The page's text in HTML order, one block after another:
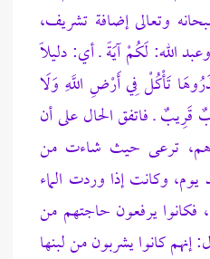
وتعالى إضافة تشريف،
الله: لَكُمْ آيَةً ـ أي: دليلًا
تَأْكُلْ فِي أَرْضِ اللَّهِ وَلَا
ـ فاتفق الحال على أن
ترعى حيث شاءت من
يوم، وكانت إذا وردت الماء
فكانوا يرفعون حاجتهم من
إنهم كانوا يشربون من لبنها